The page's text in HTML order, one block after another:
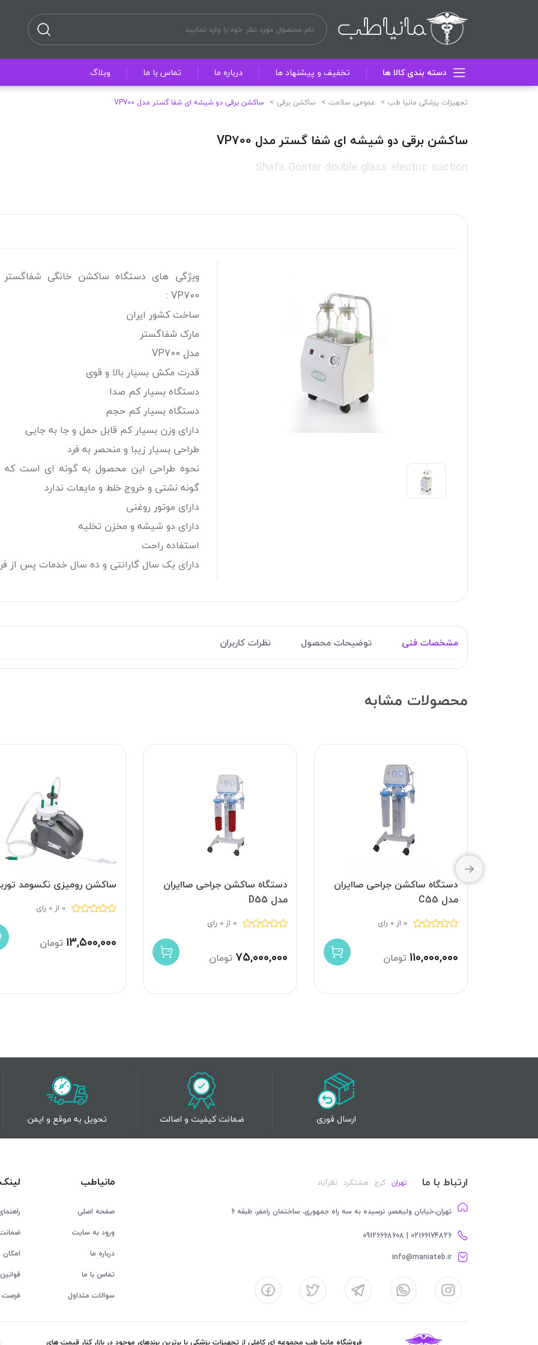
دسته بندی کالا ها تخفیف و پیشنهاد ها درباره ما تماس با ما وبلاگ
تجهیزات پزشکی مانیا طب عمومی سلامت ساکشن برقی ساکشن برقی دو شیشه ای شفا گستر مدل VP700
ساکشن برقی دو شیشه ای شفا گستر مدل VP700
Shafa Gostar double glass electric suction
ویژگی های دستگاه ساکشن خانگی
VP700 :
ساخت کشور ایران
مارک شفاگستر
مدل VP700
قدرت مکش بسیار بالا و قوی
دستگاه بسیار کم صدا
دستگاه بسیار کم حجم
دارای وزن بسیار کم قابل حمل و جا به جایی
طراحی بسیار زیبا و منحصر به فرد
نحوه طراحی این محصول به گونه ای است
گونه نشتی و خروج خلط و مایعات ندارد
دارای موتور روغنی
دارای دو شیشه و مخزن تخلیه
استفاده راحت
دارای یک سال گارانتی و ده سال خدمات پس از
مشخصات فنی توضیحات محصول نظرات کاربران
محصولات مشابه
دستگاه ساکشن جراحی صاایران
مدل C55
0 از 0 رای
۱۱۰,۰۰۰,۰۰۰ تومان
دستگاه ساکشن جراحی صاایران
مدل D55
0 از 0 رای
۷۵,۰۰۰,۰۰۰ تومان
ساکشن رومیزی نکسومد
0 از 0 رای
۱۳,۵۰۰,۰۰۰ تومان
ارسال فوری ضمانت کیفیت و اصالت تحویل به موقع و ایمن
ارتباط با ما تهران کرج هشتگرد نظرآباد
تهران،خیابان ولیعصر، نرسیده به سه راه جمهوری، ساختمان رامفر، طبقه 6
02166174826 | 09126668608
info@maniateb.ir
مانیاطب
صفحه اصلی
ورود به سایت
درباره ما
تماس با ما
سوالات متداول
فرصت
فروشگاه مانیا طب مجموعه ای کاملی از تجهیزات پزشکی با برترین برندهای موجود در بازار کنار قیمت های